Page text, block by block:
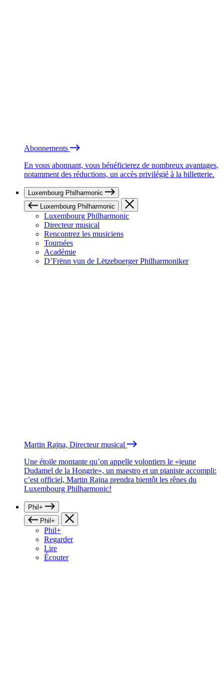
Abonnements
En vous abonnant, vous bénéficierez de nombreux avantages,
notamment des réductions, un accès privilégié à la billetterie.
Luxembourg Philharmonic
Luxembourg Philharmonic
Luxembourg Philharmonic
Directeur musical
Rencontrez les musiciens
Tournées
Académie
D’Frënn vun de Lëtzebuerger Philharmoniker
Martin Rajna, Directeur musical
Une étoile montante qu’on appelle volontiers le «jeune
Dudamel de la Hongrie», un maestro et un pianiste accompli:
c’est officiel, Martin Rajna prendra bientôt les rênes du
Luxembourg Philharmonic!
Phil+
Phil+
Phil+
Regarder
Lire
Écouter